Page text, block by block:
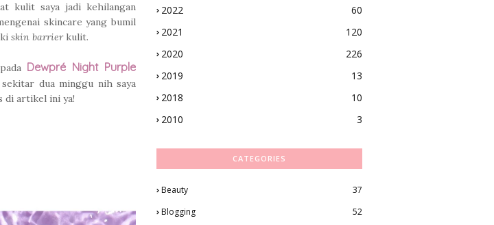
kulit saya jadi kehilangan
skincare yang bumil
skin barrierkulit.
Dewpré Night Purple
sekitar dua minggu nih saya
di artikel ini ya!
2022
60
2021
120
2020
226
2019
13
2018
10
2010
3
CATEGORIES
Beauty
37
Blogging
52